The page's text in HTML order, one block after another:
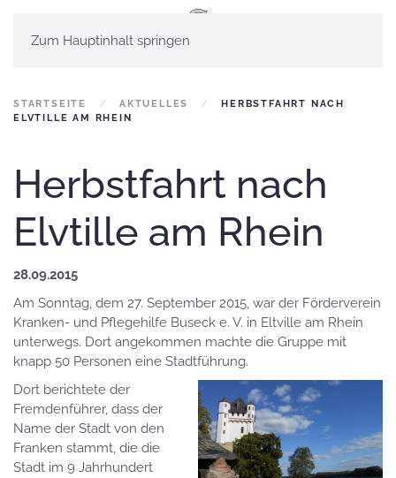
Zum Hauptinhalt springen
STARTSEITE AKTUELLES
HERBSTFAHRT NACH
ELVTILLE AM RHEIN
Herbstfahrt nach
Elvtille am Rhein
28.09.2015
Am Sonntag, dem 27. September 2015, war der Förderverein
Kranken- und Pflegehilfe Buseck e. V. in Eltville am Rhein
unterwegs. Dort angekommen machte die Gruppe mit
knapp 50 Personen eine Stadtführung.
Dort berichtete der
Fremdenführer, dass der
Name der Stadt von den
Franken stammt, die die
Stadt im 9 Jahrhundert